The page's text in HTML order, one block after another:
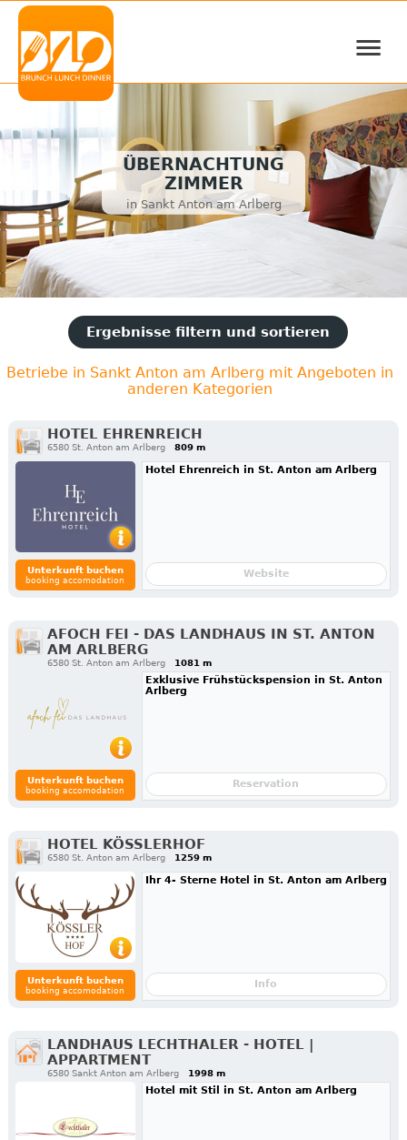
≡
ÜBERNACHTUNG
ZIMMER
in Sankt Anton am Arlberg
Ergebnisse filtern und sortieren
Betriebe in Sankt Anton am Arlberg mit Angeboten in
anderen Kategorien
HOTEL EHRENREICH
6580 St. Anton am Arlberg 809 m
Unterkunft buchen
booking accomodation
Hotel Ehrenreich in St. Anton am Arlberg
Website
AFOCH FEI - DAS LANDHAUS IN ST. ANTON
AM ARLBERG
6580 St. Anton am Arlberg 1081 m
Unterkunft buchen
booking accomodation
Exklusive Frühstückspension in St. Anton
Arlberg
Reservation
HOTEL KÖSSLERHOF
6580 St. Anton am Arlberg 1259 m
Unterkunft buchen
booking accomodation
Ihr 4- Sterne Hotel in St. Anton am Arlberg
Info
LANDHAUS LECHTHALER - HOTEL |
APPARTMENT
6580 Sankt Anton am Arlberg 1998 m
Hotel mit Stil in St. Anton am Arlberg